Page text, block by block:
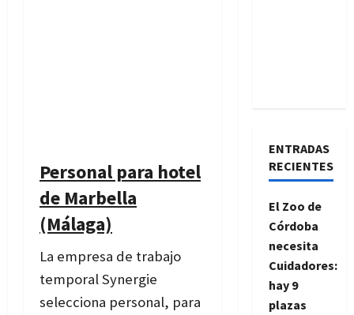
Personal para hotel
de Marbella
(Málaga)
La empresa de trabajo
temporal Synergie
selecciona personal, para
ENTRADAS
RECIENTES
El Zoo de
Córdoba
necesita
Cuidadores:
hay 9
plazas